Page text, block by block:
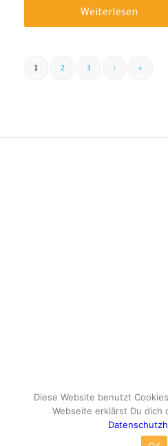
Weiterlesen
1 2 3 › »
© Copyright - travelox.de - Sebastian Tuke
Diese Website benutzt
Webseite erklärst Du dich